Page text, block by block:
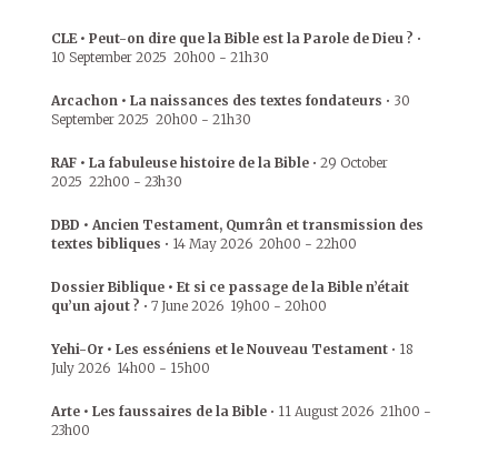
CLE • Peut-on dire que la Bible est la Parole de Dieu ? •
10 September 2025 20h00 - 21h30
Arcachon • La naissances des textes fondateurs • 30
September 2025 20h00 - 21h30
RAF • La fabuleuse histoire de la Bible • 29 October
2025 22h00 - 23h30
DBD • Ancien Testament, Qumrân et transmission des
textes bibliques • 14 May 2026 20h00 - 22h00
Dossier Biblique • Et si ce passage de la Bible n’était
qu’un ajout ? • 7 June 2026 19h00 - 20h00
Yehi-Or • Les esséniens et le Nouveau Testament • 18
July 2026 14h00 - 15h00
Arte • Les faussaires de la Bible • 11 August 2026 21h00 -
23h00